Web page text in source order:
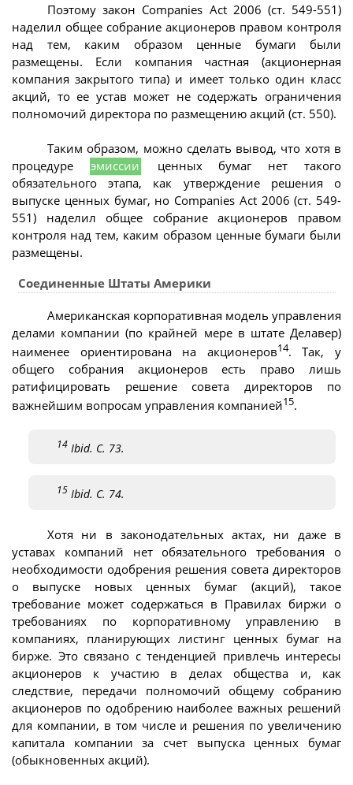
Поэтому закон Companies Act 2006 (ст. 549-551)
наделил общее собрание акционеров правом контроля
над тем, каким образом ценные бумаги были
размещены. Если компания частная (акционерная
компания закрытого типа) и имеет только один класс
акций, то ее устав может не содержать ограничения
полномочий директора по размещению акций (ст. 550).
Таким образом, можно сделать вывод, что хотя в
процедуре эмиссии
ценных бумаг нет такого
обязательного этапа, как утверждение решения о
выпуске ценных бумаг, но Companies Act 2006 (ст. 549-
551) наделил общее собрание акционеров правом
контроля над тем, каким образом ценные бумаги были
размещены.
Соединенные Штаты Америки
Американская корпоративная модель управления
делами компании (по крайней мере в штате Делавер)
наименее ориентирована на акционеров14. Так, у
общего собрания акционеров есть право лишь
ратифицировать решение совета директоров по
важнейшим вопросам управления компанией15.
14 Ibid. C. 73.
15 Ibid. C. 74.
Хотя ни в законодательных актах, ни даже в
уставах компаний нет обязательного требования о
необходимости одобрения решения совета директоров
о выпуске новых ценных бумаг (акций), такое
требование может содержаться в Правилах биржи о
требованиях по корпоративному управлению в
компаниях, планирующих листинг ценных бумаг на
бирже. Это связано с тенденцией привлечь интересы
акционеров к участию в делах общества и, как
следствие, передачи полномочий общему собранию
акционеров по одобрению наиболее важных решений
для компании, в том числе и решения по увеличению
капитала компании за счет выпуска ценных бумаг
(обыкновенных акций).